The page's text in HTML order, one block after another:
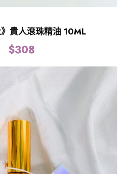
》貴人滾珠精油 10ML
$308